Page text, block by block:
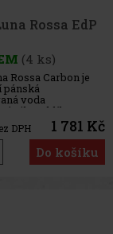
Rossa EdP
(4 ks)
Rossa Carbon je
pánská
voda
silou uhlíku a
závodů.
toaletní vodě
výraznější a
charakter, který
aromatické tóny
DPH 1 781 Kč
Do košíku